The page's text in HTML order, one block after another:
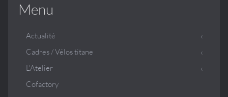
Menu
Actualité
Cadres / Vélos titane
L'Atelier
Cofactory